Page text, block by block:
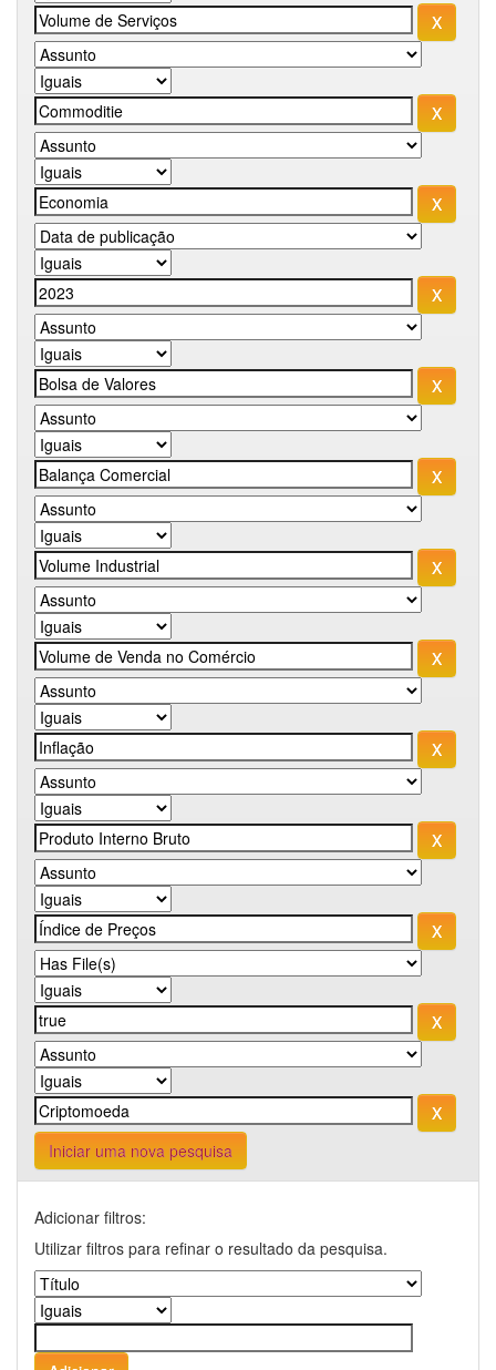
Iniciar uma nova pesquisa
Adicionar filtros:
Utilizar filtros para refinar o resultado da pesquisa.